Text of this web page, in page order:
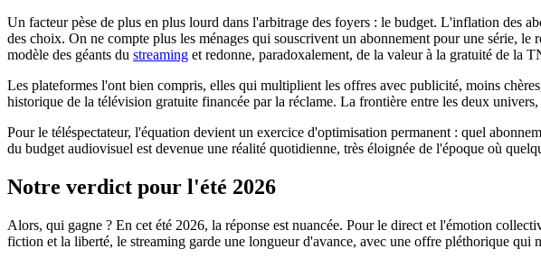
Un facteur pèse de plus en plus lourd dans l'arbitrage des foyers : le budget. L'inflation des
des choix. On ne compte plus les ménages qui souscrivent un abonnement pour une série,
modèle des géants du streaming et redonne, paradoxalement, de la valeur à la gratuité de la
Les plateformes l'ont bien compris, elles qui multiplient les offres avec publicité, moins
historique de la télévision gratuite financée par la réclame. La frontière entre les deux
Pour le téléspectateur, l'équation devient un exercice d'optimisation permanent : quel
du budget audiovisuel est devenue une réalité quotidienne, très éloignée de l'époque où
Notre verdict pour l'été 2026
Alors, qui gagne ? En cet été 2026, la réponse est nuancée. Pour le direct et l'émotion
fiction et la liberté, le streaming garde une longueur d'avance, avec une offre pléthorique qui